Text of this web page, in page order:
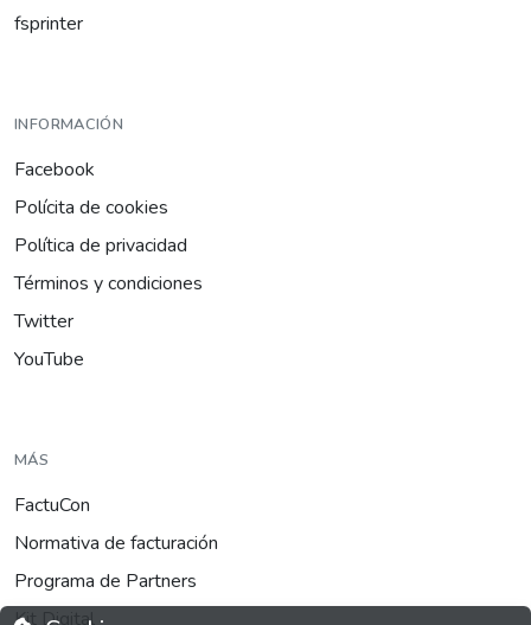
fsprinter
INFORMACIÓN
Facebook
Polícita de cookies
Política de privacidad
Términos y condiciones
Twitter
YouTube
MÁS
FactuCon
Normativa de facturación
Programa de Partners
Kit Digital